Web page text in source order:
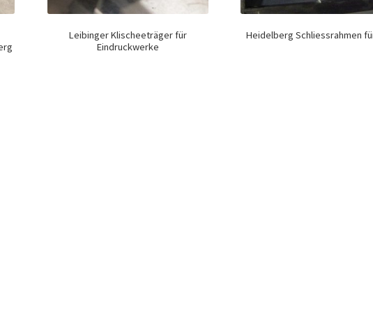
Leibinger Klischeeträger für
Eindruckwerke
Heidelberg Schliessrahmen